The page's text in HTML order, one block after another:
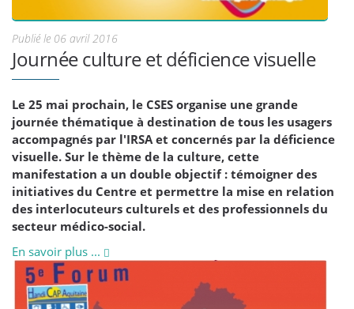
Publié le 06 avril 2016
Journée culture et déficience visuelle
Le 25 mai prochain, le CSES organise une grande
journée thématique à destination de tous les usagers
accompagnés par l'IRSA et concernés par la déficience
visuelle. Sur le thème de la culture, cette
manifestation a un double objectif : témoigner des
initiatives du Centre et permettre la mise en relation
des interlocuteurs culturels et des professionnels du
secteur médico-social.
En savoir plus ...